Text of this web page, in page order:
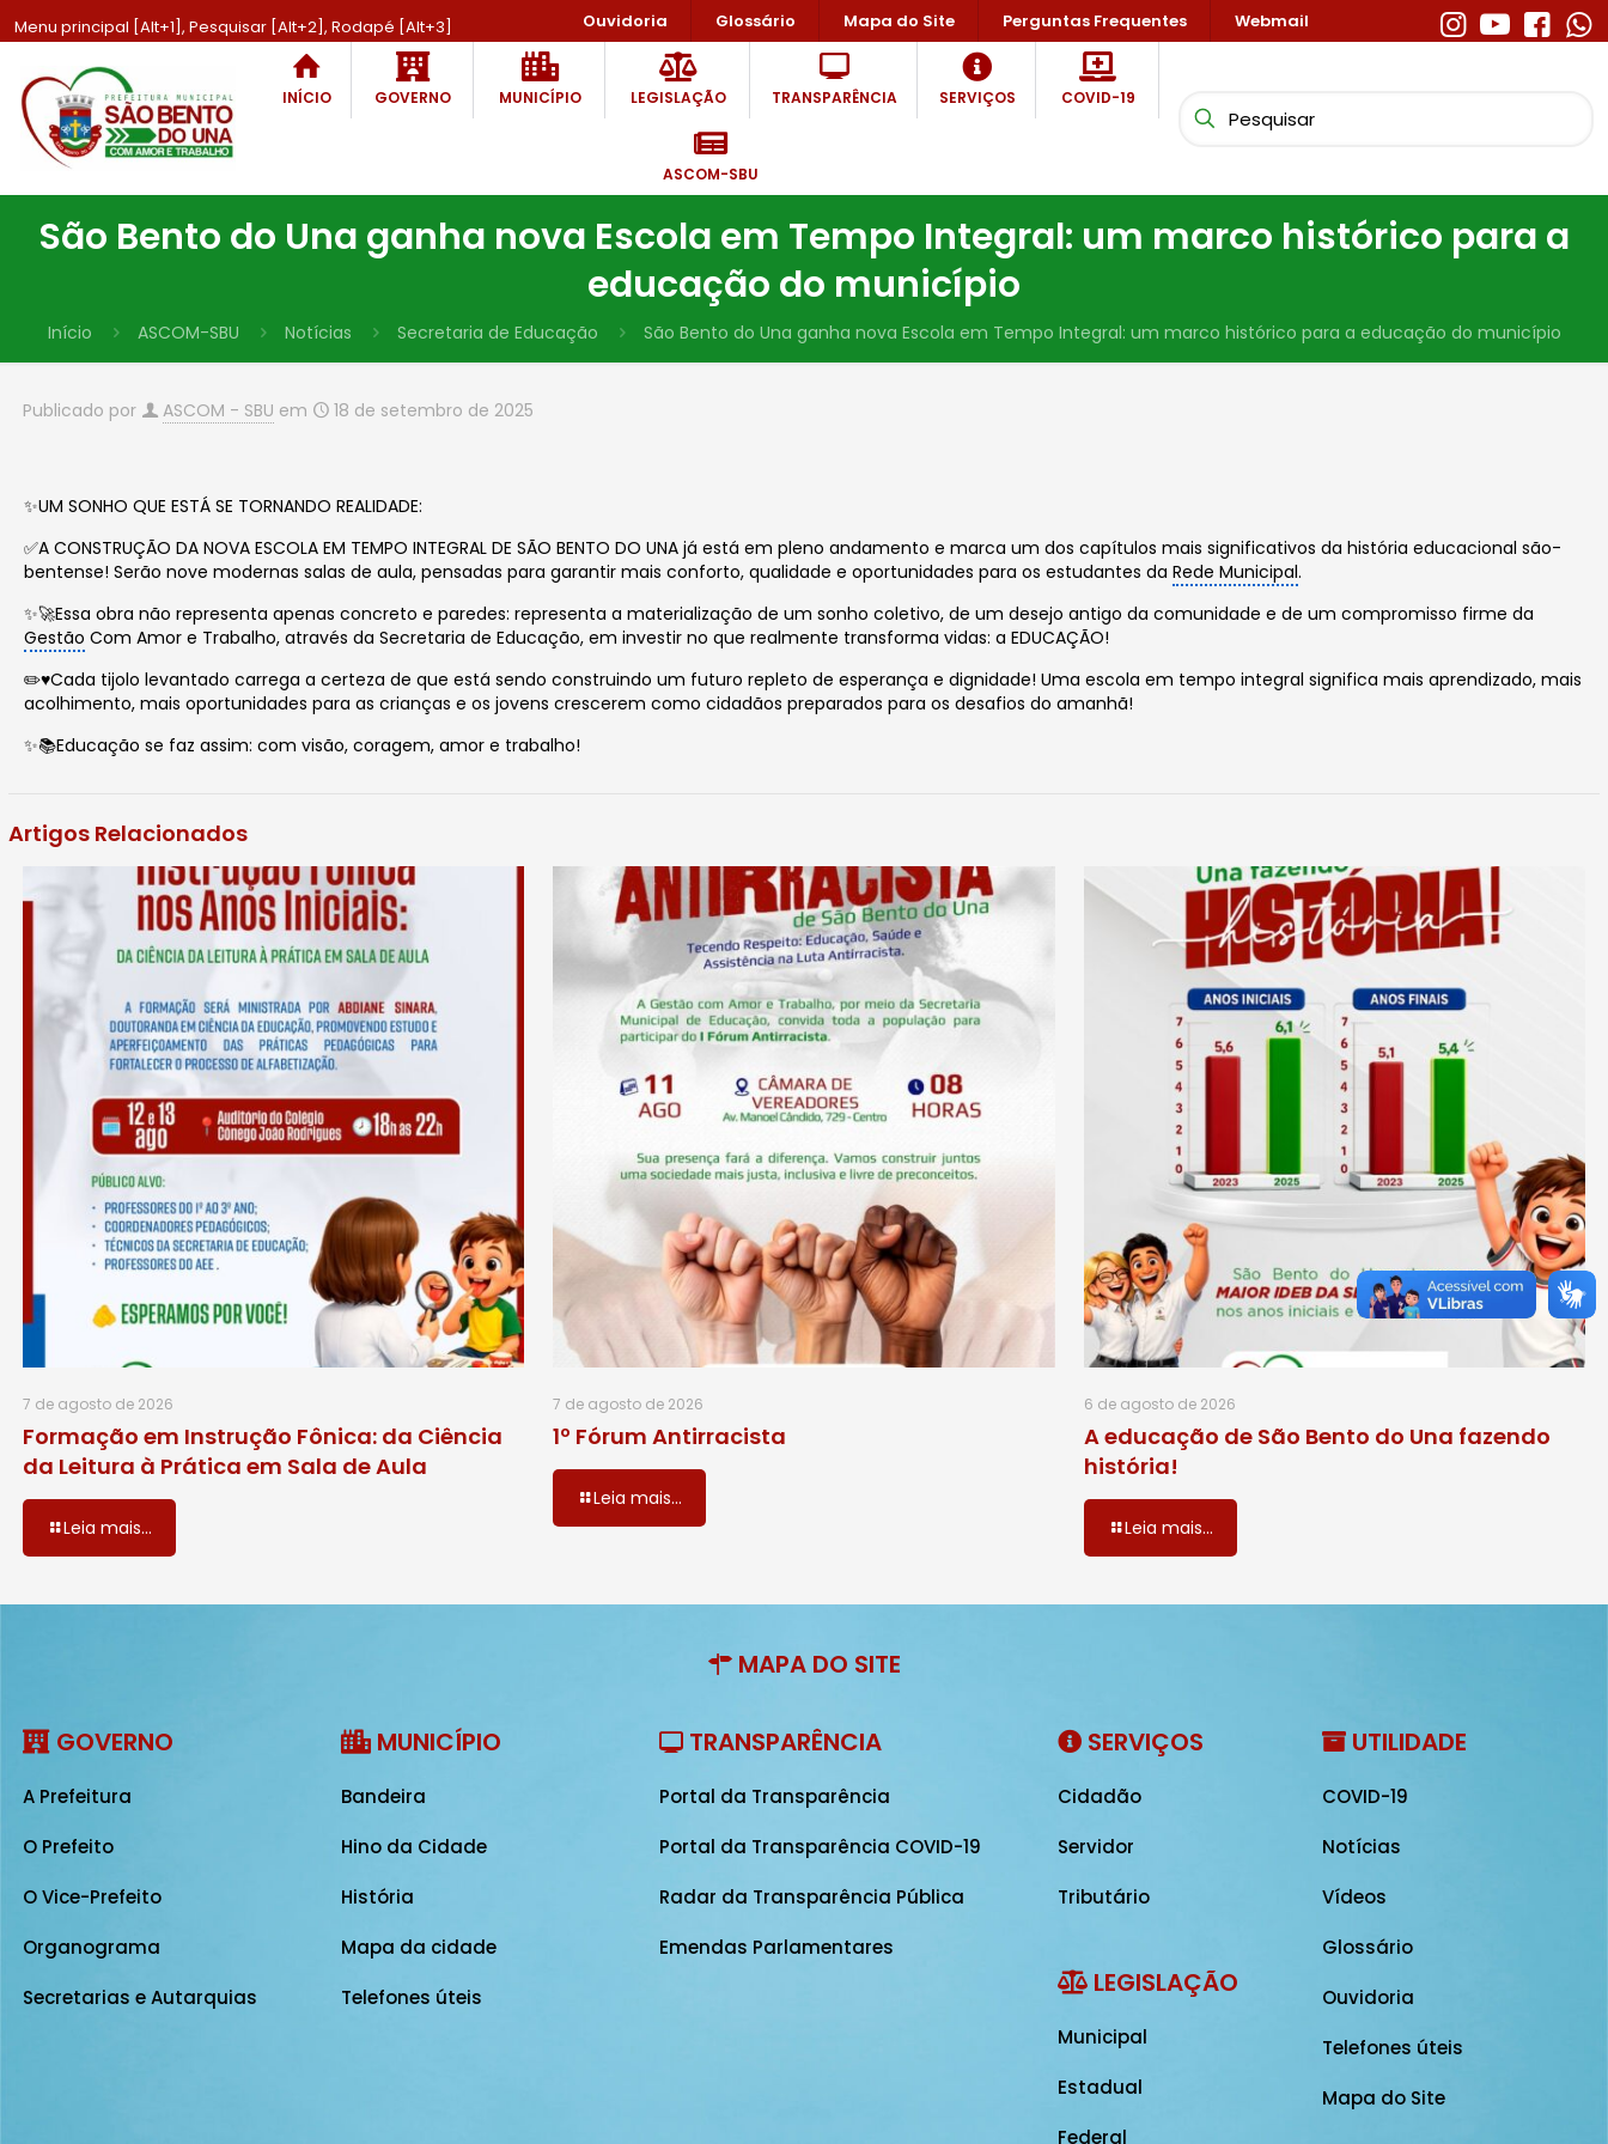
Menu principal [Alt+1], Pesquisar [Alt+2], Rodapé [Alt+3] Ouvidoria Glossário Mapa do Site Perguntas Frequentes Webmail
INÍCIO GOVERNO MUNICÍPIO LEGISLAÇÃO TRANSPARÊNCIA SERVIÇOS COVID-19
ASCOM-SBU
São Bento do Una ganha nova Escola em Tempo Integral: um marco histórico para a
educação do município
Início ASCOM-SBU Notícias Secretaria de Educação São Bento do Una ganha nova Escola em Tempo Integral: um marco histórico para a educação do município
Publicado por ASCOM - SBU em 18 de setembro de 2025
✨UM SONHO QUE ESTÁ SE TORNANDO REALIDADE:
✅A CONSTRUÇÃO DA NOVA ESCOLA EM TEMPO INTEGRAL DE SÃO BENTO DO UNA já está em pleno andamento e marca um dos capítulos mais significativos da história educacional são-
bentense! Serão nove modernas salas de aula, pensadas para garantir mais conforto, qualidade e oportunidades para os estudantes daRede Municipal.
✨🚀Essa obra não representa apenas concreto e paredes: representa a materialização de um sonho coletivo, de um desejo antigo da comunidade e de um compromisso firme da
Gestão Com Amor e Trabalho, através da Secretaria de Educação, em investir no que realmente transforma vidas: a EDUCAÇÃO!
✏️♥️Cada tijolo levantado carrega a certeza de que está sendo construindo um futuro repleto de esperança e dignidade! Uma escola em tempo integral significa mais aprendizado, mais
acolhimento, mais oportunidades para as crianças e os jovens crescerem como cidadãos preparados para os desafios do amanhã!
✨📚Educação se faz assim: com visão, coragem, amor e trabalho!
Artigos Relacionados
7 de agosto de 2026
Formação em Instrução Fônica: da Ciência
da Leitura à Prática em Sala de Aula
Leia mais...
7 de agosto de 2026
1º Fórum Antirracista
Leia mais...
6 de agosto de 2026
A educação de São Bento do Una fazendo
história!
Leia mais...
MAPA DO SITE
GOVERNO
A Prefeitura
O Prefeito
O Vice-Prefeito
Organograma
Secretarias e Autarquias
MUNICÍPIO
Bandeira
Hino da Cidade
História
Mapa da cidade
Telefones úteis
TRANSPARÊNCIA
Portal da Transparência
Portal da Transparência COVID-19
Radar da Transparência Pública
Emendas Parlamentares
SERVIÇOS
Cidadão
Servidor
Tributário
LEGISLAÇÃO
Municipal
Estadual
Federal
UTILIDADE
COVID-19
Notícias
Vídeos
Glossário
Ouvidoria
Telefones úteis
Mapa do Site